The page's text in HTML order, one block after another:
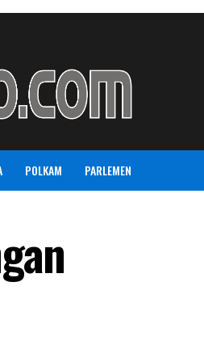
POLKAM PARLEMEN